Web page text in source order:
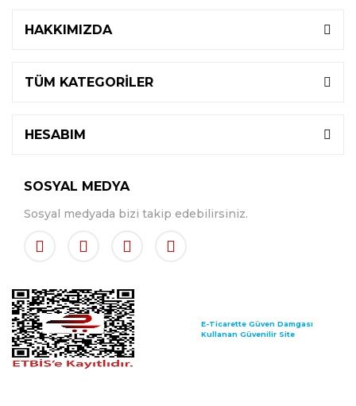
HAKKIMIZDA
TÜM KATEGORİLER
HESABIM
SOSYAL MEDYA
Sosyal medyada bizi takip edebilirsiniz.
E-Ticarette Güven Damgası
Kullanan Güvenilir Site